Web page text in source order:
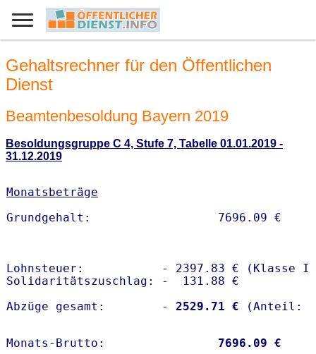
Gehaltsrechner für den Öffentlichen
Dienst
Beamtenbesoldung Bayern 2019
Besoldungsgruppe C 4, Stufe 7, Tabelle 01.01.2019 -
31.12.2019
Monatsbeträge
Lohnsteuer:           - 2397.83 € (Klasse I)
Solidaritätszuschlag: -  131.88 €
Abzüge gesamt:        -
2529.71 €
Monats-Brutto: 7696.09 €